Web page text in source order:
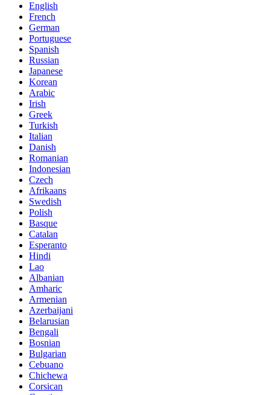
English
French
German
Portuguese
Spanish
Russian
Japanese
Korean
Arabic
Irish
Greek
Turkish
Italian
Danish
Romanian
Indonesian
Czech
Afrikaans
Swedish
Polish
Basque
Catalan
Esperanto
Hindi
Lao
Albanian
Amharic
Armenian
Azerbaijani
Belarusian
Bengali
Bosnian
Bulgarian
Cebuano
Chichewa
Corsican